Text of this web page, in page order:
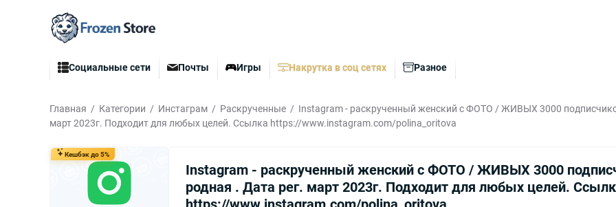
Социальные сети Почты Игры Накрутка в соц сетях Разное
Главная Категории Инстаграм Раскрученные
Instagram - раскрученный женский с ФОТО / ЖИВЫХ 3000
март 2023г. Подходит для любых целей. Ссылка https://www.instagram.com/polina_oritova
Кешбэк до 5%
Instagram - раскрученный женский с ФОТО / ЖИВЫХ 3000
родная . Дата рег. март 2023г. Подходит для любых целей.